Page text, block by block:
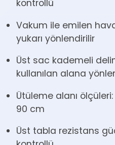
kontrollü
Vakum ile emilen
yukarı yönlendirilir
Üst sac kademeli
kullanılan alana
Ütüleme alanı ölçüleri:
90 cm
Üst tabla rezistans